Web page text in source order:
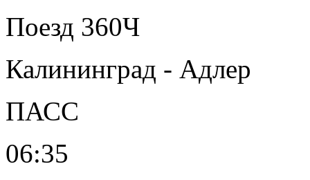
Поезд 360Ч
Калининград - Адлер
ПАСС
06:35